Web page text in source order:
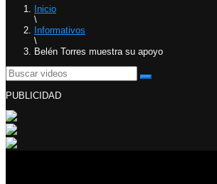
Inicio
\
Informativos
\
Belén Torres muestra su apoyo
PUBLICIDAD